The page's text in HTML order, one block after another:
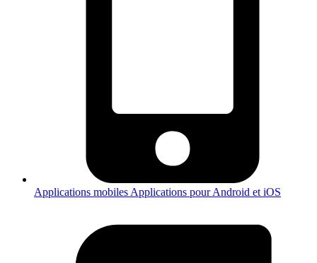
Applications mobiles Applications pour Android et iOS